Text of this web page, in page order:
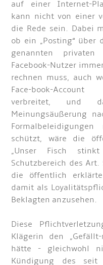
auf einer Internet-
kann nicht von einer
die Rede sein. Dabei
ob ein „Posting“ über
genannten
Facebook-Nutzer
rechnen muss, auch
Face-book-
verbreitet, und
Meinungsäußerung
schützt, wäre die
„Unser Fisch
Schutzbereich des Art.
die öffentlich
damit als
Beklagten anzusehen.
Diese
Klägerin den
hätte - gleichwohl
Kündigung des seit